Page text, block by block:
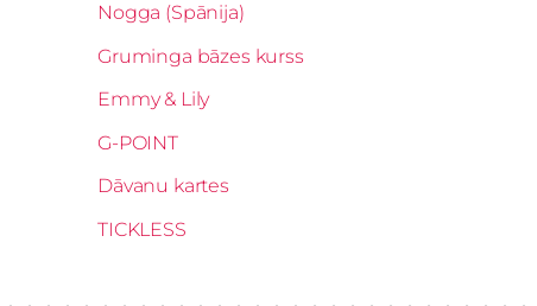
Nogga (Spānija)
Gruminga bāzes kurss
Emmy & Lily
G-POINT
Dāvanu kartes
TICKLESS